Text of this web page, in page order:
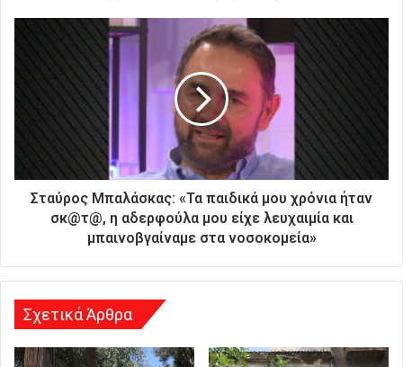
ή
Σταύρος Μπαλάσκας: «Τα παιδικά μου χρόνια ήταν
σκ@τ@, η αδερφούλα μου είχε λευχαιμία και
μπαινοβγαίναμε στα νοσοκομεία»
Σχετικά Άρθρα